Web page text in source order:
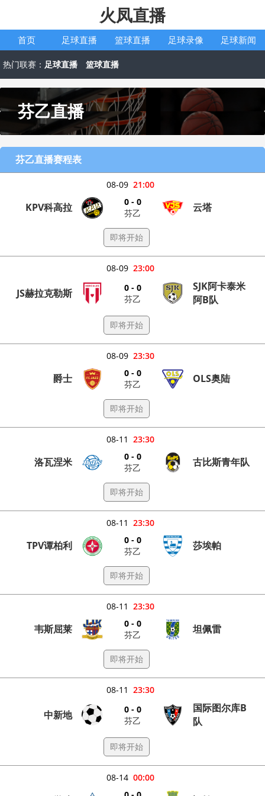
火凤直播
首页 足球直播 篮球直播 足球录像 足球新闻
热门联赛： 足球直播 篮球直播
芬乙直播
芬乙直播赛程表
21:00
08-09
KPV科高拉
0 - 0
芬乙
云塔
即将开始
23:00
08-09
JS赫拉克勒斯
0 - 0
芬乙
SJK阿卡泰米
阿B队
即将开始
23:30
08-09
爵士
0 - 0
芬乙
OLS奥陆
即将开始
23:30
08-11
洛瓦涅米
0 - 0
芬乙
古比斯青年队
即将开始
23:30
08-11
TPV谭柏利
0 - 0
芬乙
莎埃帕
即将开始
23:30
08-11
韦斯屈莱
0 - 0
芬乙
坦佩雷
即将开始
23:30
08-11
中新地
0 - 0
芬乙
国际图尔库B
队
即将开始
00:00
08-14